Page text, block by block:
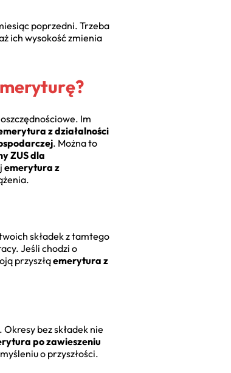
poprzedni. Trzeba
ich wysokość zmienia
Im
z działalności
. Można to
ZUS dla
emerytura z
składek z tamtego
Jeśli chodzi o
przyszłąemerytura z
bez składek nie
po zawieszeniu
o przyszłości.